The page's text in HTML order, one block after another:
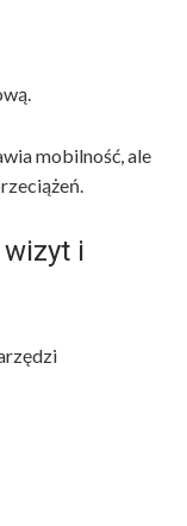
mobilność, ale
i